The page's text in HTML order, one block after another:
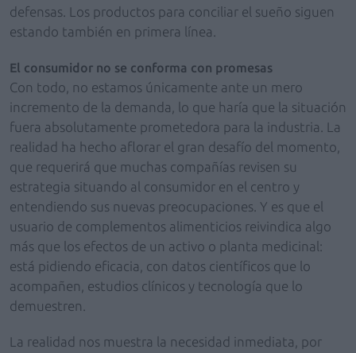
defensas. Los productos para conciliar el sueño siguen
estando también en primera línea.
El consumidor no se conforma con promesas
Con todo, no estamos únicamente ante un mero
incremento de la demanda, lo que haría que la situación
fuera absolutamente prometedora para la industria. La
realidad ha hecho aflorar el gran desafío del momento,
que requerirá que muchas compañías revisen su
estrategia situando al consumidor en el centro y
entendiendo sus nuevas preocupaciones. Y es que el
usuario de complementos alimenticios reivindica algo
más que los efectos de un activo o planta medicinal:
está pidiendo eficacia, con datos científicos que lo
acompañen, estudios clínicos y tecnología que lo
demuestren.
La realidad nos muestra la necesidad inmediata, por